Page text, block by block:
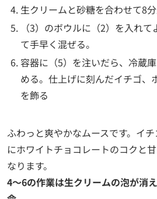
生クリームと砂糖を合わせて8分
（3）のボウルに（2）を入れ
て手早く混ぜる。
容器に（5）を注いだら、冷蔵
める。仕上げに刻んだイチゴ、
を飾る
ふわっと爽やかなムースです。イ
にホワイトチョコレートのコクと
なります。
4～6の作業は生クリームの泡が消